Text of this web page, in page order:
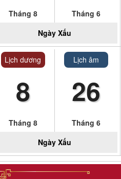
Tháng 8
Tháng 6
Ngày Xấu
Lịch dương
8
Tháng 8
Lịch âm
26
Tháng 6
Ngày Xấu